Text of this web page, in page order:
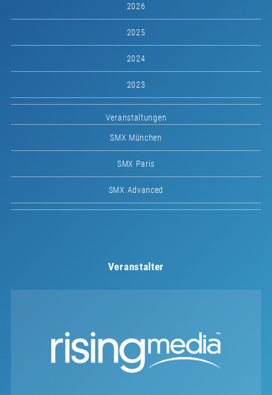
2026
2025
2024
2023
Veranstaltungen
SMX München
SMX Paris
SMX Advanced
Veranstalter